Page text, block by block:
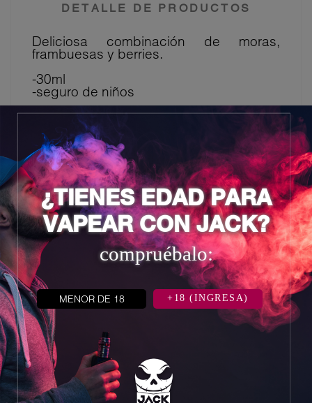
¿TIENES EDAD PARA
VAPEAR CON JACK?
compruébalo:
MENOR DE 18 +18 (INGRESA)
DETALLE DE PRODUCTOS
Deliciosa combinación de moras,
frambuesas y berries.
-30ml
-seguro de niños
6 otros productos en la misma
categoría:
